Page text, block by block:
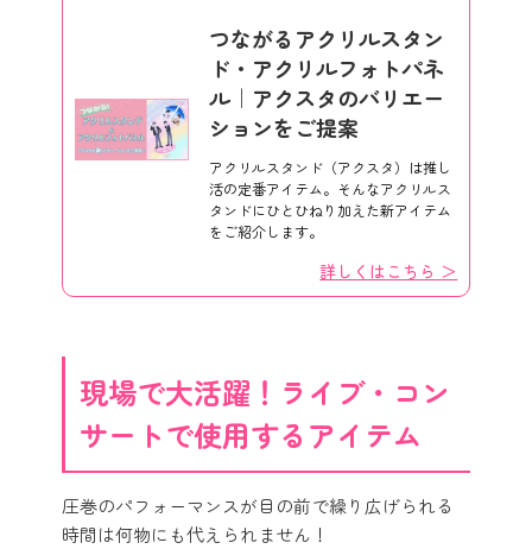
つながるアクリルスタン
ド・アクリルフォトパネ
ル｜アクスタのバリエー
ションをご提案
アクリルスタンド（アクスタ）は推し
活の定番アイテム。そんなアクリルス
タンドにひとひねり加えた新アイテム
をご紹介します。
詳しくはこちら ＞
現場で大活躍！ライブ・コン
サートで使用するアイテム
圧巻のパフォーマンスが目の前で繰り広げられる
時間は何物にも代えられません！